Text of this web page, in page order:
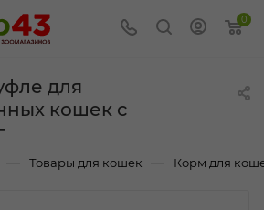
0
для
кошек с
Товары для кошек Корм для